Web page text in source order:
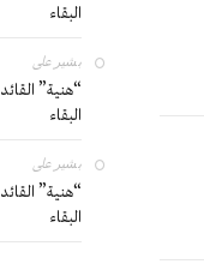
البقاء
بشير على
“هنية”
البقاء
بشير على
“هنية”
البقاء